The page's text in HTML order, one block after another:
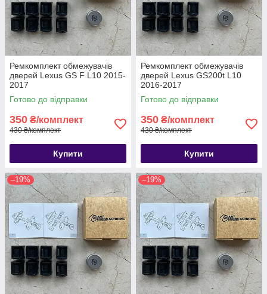
Ремкомплект обмежувачів
дверей Lexus GS F L10 2015-
2017
Готово до відправки
350 ₴/комплект
430 ₴/комплект
Купити
Ремкомплект обмежувачів
дверей Lexus GS200t L10
2016-2017
Готово до відправки
350 ₴/комплект
430 ₴/комплект
Купити
–19% –19%